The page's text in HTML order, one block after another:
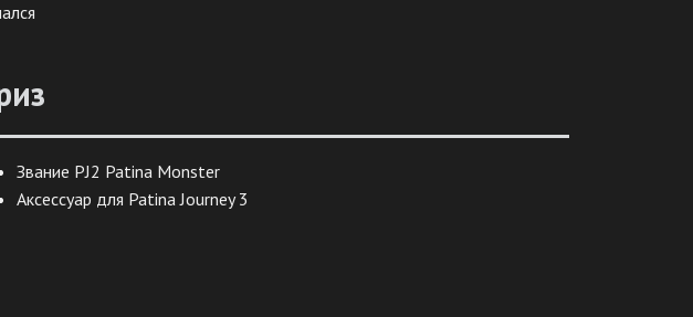
Звание PJ2 Patina Monster
Аксессуар для Patina Journey 3